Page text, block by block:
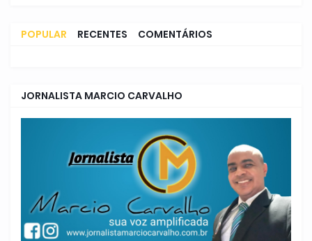
POPULAR RECENTES COMENTÁRIOS
JORNALISTA MARCIO CARVALHO